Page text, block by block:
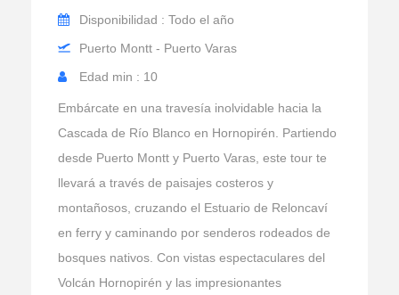
Disponibilidad : Todo el año
Puerto Montt - Puerto Varas
Edad min : 10
Embárcate en una travesía inolvidable hacia la
Cascada de Río Blanco en Hornopirén. Partiendo
desde Puerto Montt y Puerto Varas, este tour te
llevará a través de paisajes costeros y
montañosos, cruzando el Estuario de Reloncaví
en ferry y caminando por senderos rodeados de
bosques nativos. Con vistas espectaculares del
Volcán Hornopirén y las impresionantes